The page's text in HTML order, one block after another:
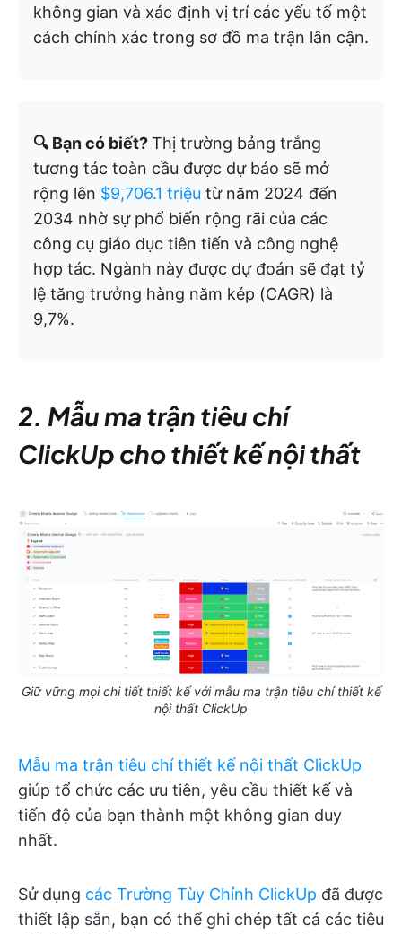
không gian và xác định vị trí các yếu tố một
cách chính xác trong sơ đồ ma trận lân cận.
🔍 Bạn có biết?Thị trường bảng trắng
tương tác toàn cầu được dự báo sẽ mở
rộng lên $9,706.1 triệu từ năm 2024 đến
2034 nhờ sự phổ biến rộng rãi của các
công cụ giáo dục tiên tiến và công nghệ
hợp tác. Ngành này được dự đoán sẽ đạt tỷ
lệ tăng trưởng hàng năm kép (CAGR) là
9,7%.
2. Mẫu ma trận tiêu chí
ClickUp cho thiết kế nội thất
Giữ vững mọi chi tiết thiết kế với mẫu ma trận tiêu chí thiết kế
nội thất ClickUp
Mẫu ma trận tiêu chí thiết kế nội thất ClickUp
giúp tổ chức các ưu tiên, yêu cầu thiết kế và
tiến độ của bạn thành một không gian duy
nhất.
Sử dụng các Trường Tùy Chỉnh ClickUp đã được
thiết lập sẵn, bạn có thể ghi chép tất cả các tiêu